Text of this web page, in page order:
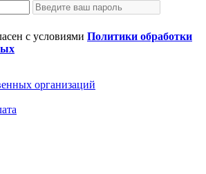
с условиями Политики обработки
организаций